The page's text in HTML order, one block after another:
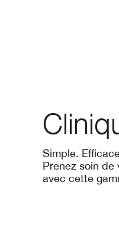
Simple.
Prenez soin de
avec cette